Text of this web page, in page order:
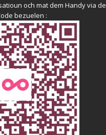
och mat dem Handy via de
bezuelen :